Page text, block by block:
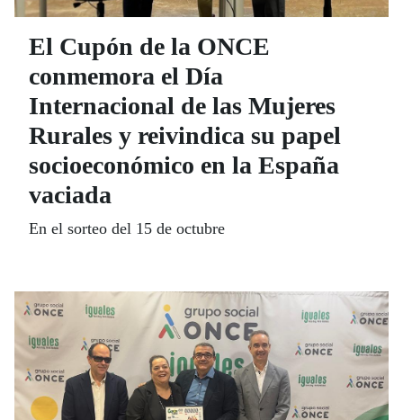
El Cupón de la ONCE
conmemora el Día
Internacional de las Mujeres
Rurales y reivindica su papel
socioeconómico en la España
vaciada
En el sorteo del 15 de octubre